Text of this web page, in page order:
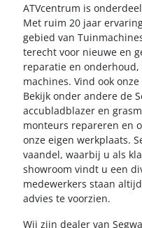
ATVcentrum is
Met ruim 20 jaar
gebied van
terecht voor nieuwe en
reparatie en
machines. Vind ook
Bekijk onder andere de
accubladblazer en
monteurs repareren en
onze eigen werkplaats.
vaandel, waarbij u als
showroom vindt u een
medewerkers staan
advies te voorzien.
Wij zijn dealer van